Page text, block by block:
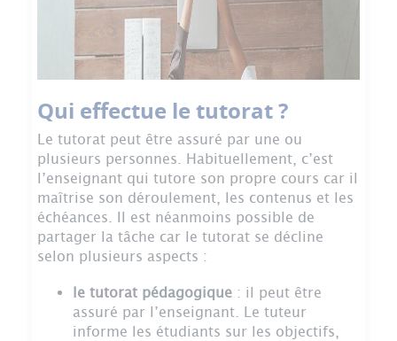
Qui effectue le tutorat ?
Le tutorat peut être assuré par une ou
plusieurs personnes. Habituellement, c’est
l’enseignant qui tutore son propre cours car il
maîtrise son déroulement, les contenus et les
échéances. Il est néanmoins possible de
partager la tâche car le tutorat se décline
selon plusieurs aspects :
le tutorat pédagogique : il peut être
assuré par l’enseignant. Le tuteur
informe les étudiants sur les objectifs,